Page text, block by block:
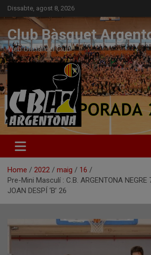
Skip
to
Dissabte, agost 8, 2026
Club Bàsquet
Web oficial del Club
Home 2022 maig
16
Pre-Mini Masculí : C.B. ARGENTONA
JOAN DESPÍ ‘B’ 26